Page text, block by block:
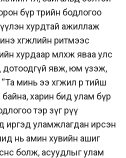
бүр төрийн бодлогоо
хурдтай ажиллаж
хөгжлийн ритмээс
хурдаар мөлхөж яваа улс
дотоодгүй явж, юм үзэж,
минь ээ хөгжил өөр тийш
харин бид улам бүр
тэр зүг рүү
иргэд уламжлагдан ирсэн
нь амин хувийн ашиг
болж, асуудлыг улам